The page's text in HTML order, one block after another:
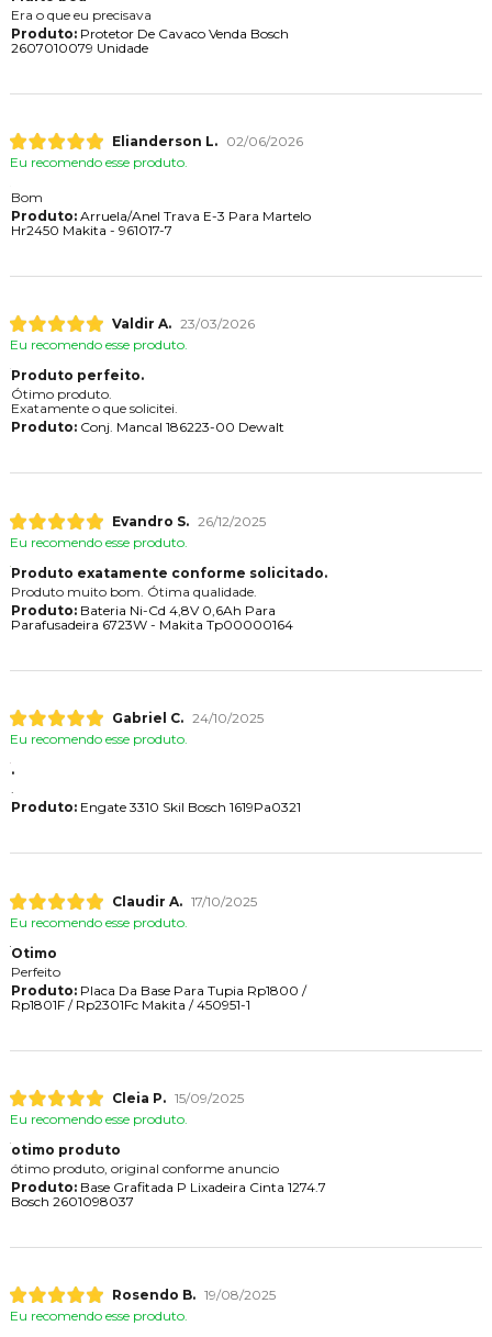
Era o que eu precisava
Produto:Protetor De Cavaco Venda Bosch
2607010079 Unidade
Elianderson L.
02/06/2026
Eu recomendo esse produto.
Bom
Produto:Arruela/Anel Trava E-3 Para Martelo
Hr2450 Makita - 961017-7
Valdir A. 23/03/2026
Eu recomendo esse produto.
Produto perfeito.
Ótimo produto.
Exatamente o que solicitei.
Produto:Conj. Mancal 186223-00 Dewalt
Evandro S. 26/12/2025
Eu recomendo esse produto.
Produto exatamente conforme solicitado.
Produto muito bom. Ótima qualidade.
Produto:Bateria Ni-Cd 4,8V 0,6Ah Para
Parafusadeira 6723W - Makita Tp00000164
Gabriel C. 24/10/2025
Eu recomendo esse produto.
.
.
Produto:Engate 3310 Skil Bosch 1619Pa0321
Claudir A. 17/10/2025
Eu recomendo esse produto.
Otimo
Perfeito
Produto:Placa Da Base Para Tupia Rp1800 /
Rp1801F / Rp2301Fc Makita / 450951-1
Cleia P. 15/09/2025
Eu recomendo esse produto.
otimo produto
ótimo produto, original conforme anuncio
Produto:Base Grafitada P Lixadeira Cinta 1274.7
Bosch 2601098037
Rosendo B. 19/08/2025
Eu recomendo esse produto.